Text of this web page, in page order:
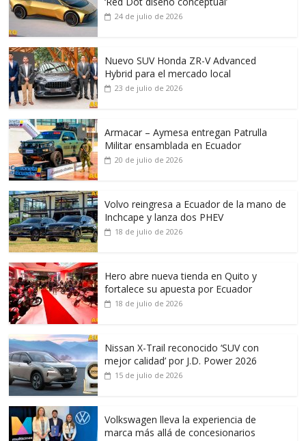
24 de julio de 2026
Nuevo SUV Honda ZR-V Advanced
Hybrid para el mercado local
23 de julio de 2026
Armacar – Aymesa entregan Patrulla
Militar ensamblada en Ecuador
20 de julio de 2026
Volvo reingresa a Ecuador de la mano de
Inchcape y lanza dos PHEV
18 de julio de 2026
Hero abre nueva tienda en Quito y
fortalece su apuesta por Ecuador
18 de julio de 2026
Nissan X-Trail reconocido ‘SUV con
mejor calidad’ por J.D. Power 2026
15 de julio de 2026
Volkswagen lleva la experiencia de
marca más allá de concesionarios